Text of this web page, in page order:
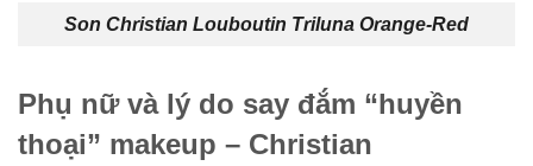
Son Christian Louboutin Triluna Orange-Red
Phụ nữ và lý do say đắm “huyền
thoại” makeup – Christian